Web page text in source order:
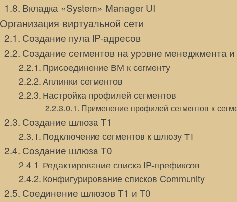
Вкладка «System» Manager UI
Организация виртуальной сети
Создание пула IP-адресов
Создание сегментов на уровне менеджмента и
Присоединение ВМ к сегменту
Аплинки сегментов
Настройка профилей сегментов
Применение профилей сегментов к
Создание шлюза Т1
Подключение сегментов к шлюзу Т1
Создание шлюза Т0
Редактирование списка IP-префиксов
Конфигурирование списков Community
Соединение шлюзов Т1 и Т0